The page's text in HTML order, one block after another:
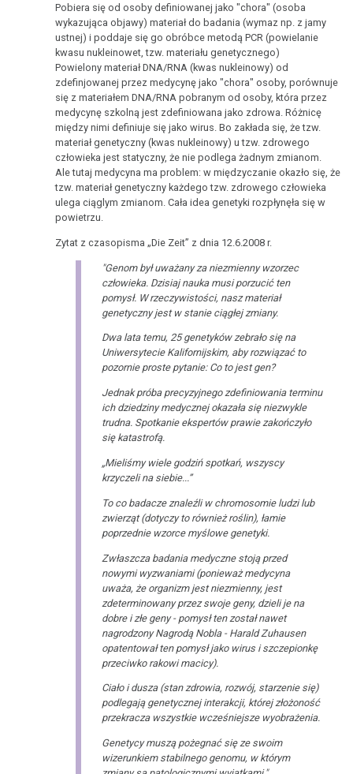
Pobiera się od osoby definiowanej jako "chora" (osoba
wykazująca objawy) materiał do badania (wymaz np. z jamy
ustnej) i poddaje się go obróbce metodą PCR (powielanie
kwasu nukleinowet, tzw. materiału genetycznego)
Powielony materiał DNA/RNA (kwas nukleinowy) od
zdefinjowanej przez medycynę jako "chora" osoby, porównuje
się z materiałem DNA/RNA pobranym od osoby, która przez
medycynę szkolną jest zdefiniowana jako zdrowa. Różnicę
między nimi definiuje się jako wirus. Bo zakłada się, że tzw.
materiał genetyczny (kwas nukleinowy) u tzw. zdrowego
człowieka jest statyczny, że nie podlega żadnym zmianom.
Ale tutaj medycyna ma problem: w międzyczanie okazło się, że
tzw. materiał genetyczny każdego tzw. zdrowego człowieka
ulega ciąglym zmianom. Cała idea genetyki rozpłynęła się w
powietrzu.
Zytat z czasopisma „Die Zeit” z dnia 12.6.2008 r.
"Genom był uważany za niezmienny wzorzec
człowieka. Dzisiaj nauka musi porzucić ten
pomysł. W rzeczywistości, nasz materiał
genetyczny jest w stanie ciągłej zmiany.
Dwa lata temu, 25 genetyków zebrało się na
Uniwersytecie Kalifornijskim, aby rozwiązać to
pozornie proste pytanie: Co to jest gen?
Jednak próba precyzyjnego zdefiniowania terminu
ich dziedziny medycznej okazała się niezwykle
trudna. Spotkanie ekspertów prawie zakończyło
się katastrofą.
„Mieliśmy wiele godziń spotkań, wszyscy
krzyczeli na siebie...”
To co badacze znaleźli w chromosomie ludzi lub
zwierząt (dotyczy to również roślin), łamie
poprzednie wzorce myślowe genetyki.
Zwłaszcza badania medyczne stoją przed
nowymi wyzwaniami (ponieważ medycyna
uważa, że organizm jest niezmienny, jest
zdeterminowany przez swoje geny, dzieli je na
dobre i złe geny - pomysł ten został nawet
nagrodzony Nagrodą Nobla - Harald Zuhausen
opatentował ten pomysł jako wirus i szczepionkę
przeciwko rakowi macicy).
Ciało i dusza (stan zdrowia, rozwój, starzenie się)
podlegają genetycznej interakcji, której złożoność
przekracza wszystkie wcześniejsze wyobrażenia.
Genetycy muszą pożegnać się ze swoim
wizerunkiem stabilnego genomu, w którym